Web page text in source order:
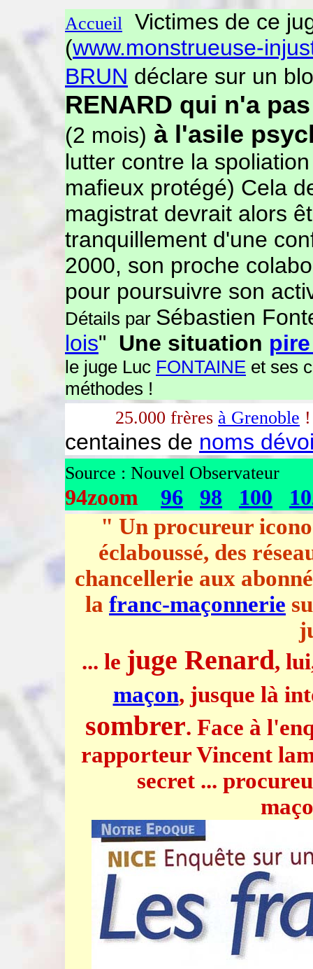
Accueil
Victimes de ce
(www.monstrueuse-
BRUN déclare sur un
RENARD qui n'a
(2 mois) à l'asile
lutter contre la
mafieux protégé) Cela
magistrat devrait alors
tranquillement d'une
2000, son proche
pour poursuivre son
Détails par Sébastien
lois" Une situation
le juge Luc FONTAINE et ses
méthodes !
25.000 frères à Grenoble
centaines de noms
Source : Nouvel Observateur
94zoom 96 98 100
" Un procureur
éclaboussé, des
chancellerie aux
la franc-maçonnerie
... le juge Renard,
maçon, jusque là
sombrer. Face à
rapporteur Vincent
secret ...